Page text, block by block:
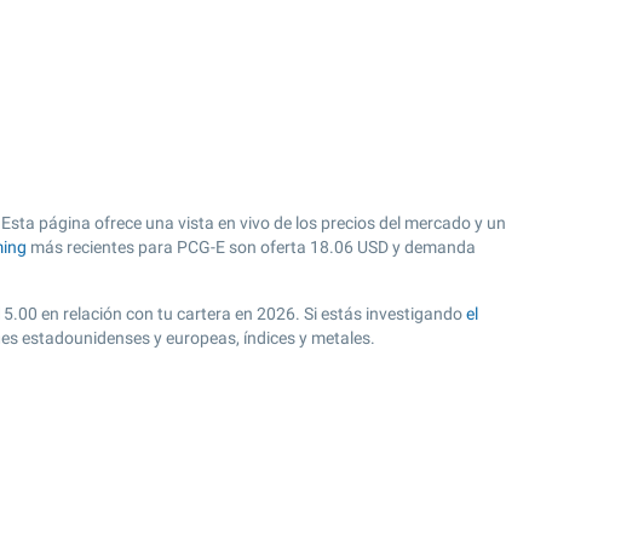
Esta página ofrece una vista en vivo de los precios del mercado y un
más recientes para PCG-E son oferta 18.06 USD y demanda
en relación con tu cartera en 2026. Si estás investigandoel
estadounidenses y europeas, índices y metales.